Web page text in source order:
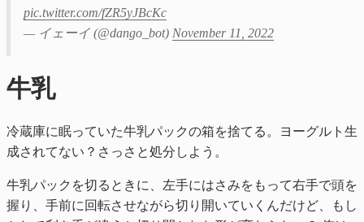
pic.twitter.com/fZR5yJBcKc
— イェーイ (@dango_bot) November 11, 2022
牛乳
冷蔵庫に眠っていた牛乳パックの箱を捨てる。ヨーグルト生
成されてない？さっさと処分しよう。
牛乳パックを切るときに、左手にはさみをもって右手で頭を
握り、手前に回転させながら切り開いていくんだけど、もし